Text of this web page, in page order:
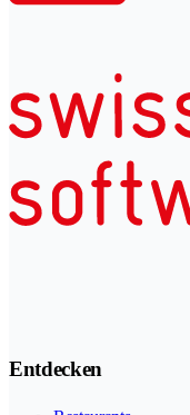
Entdecken